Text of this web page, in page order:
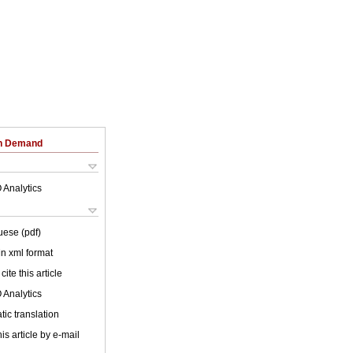
Demand
Analytics
(pdf)
xml format
this article
Analytics
translation
article by e-mail